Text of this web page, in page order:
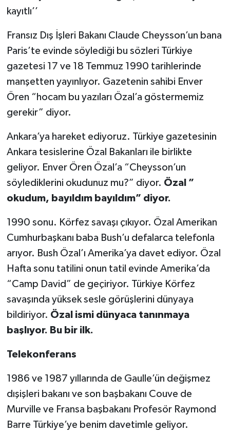
kayıtlı’’
Fransız Dış İşleri Bakanı Claude Cheysson’un bana
Paris’te evinde söylediği bu sözleri Türkiye
gazetesi 17 ve 18 Temmuz 1990 tarihlerinde
manşetten yayınlıyor. Gazetenin sahibi Enver
Ören “hocam bu yazıları Özal’a göstermemiz
gerekir” diyor.
Ankara’ya hareket ediyoruz. Türkiye gazetesinin
Ankara tesislerine Özal Bakanları ile birlikte
geliyor. Enver Ören Özal’a “Cheysson’un
söylediklerini okudunuz mu?” diyor. Özal ”
okudum, bayıldım bayıldım” diyor.
1990 sonu. Körfez savaşı çıkıyor. Özal Amerikan
Cumhurbaşkanı baba Bush’u defalarca telefonla
arıyor. Bush Özal’ı Amerika’ya davet ediyor. Özal
Hafta sonu tatilini onun tatil evinde Amerika’da
“Camp David” de geçiriyor. Türkiye Körfez
savaşında yüksek sesle görüşlerini dünyaya
bildiriyor. Özal ismi dünyaca tanınmaya
başlıyor. Bu bir ilk.
Telekonferans
1986 ve 1987 yıllarında de Gaulle’ün değişmez
dışişleri bakanı ve son başbakanı Couve de
Murville ve Fransa başbakanı Profesör Raymond
Barre Türkiye’ye benim davetimle geliyor.